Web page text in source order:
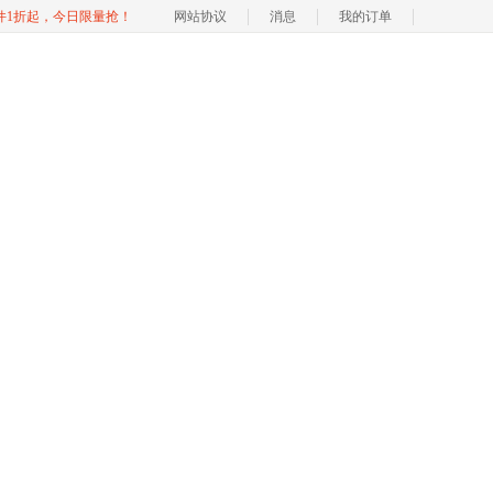
1折起，今日限量抢！ 网站协议 消息 我的订单